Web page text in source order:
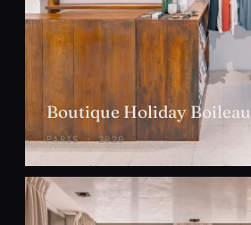
Boutique Holiday Boileau
PARIS · 2020